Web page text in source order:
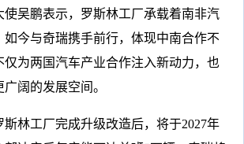
使吴鹏表示，罗斯林工厂承载着南非汽
如今与奇瑞携手前行，体现中南合作不
仅为两国汽车产业合作注入新动力，也
阔的发展空间。
斯林工厂完成升级改造后，将于2027年